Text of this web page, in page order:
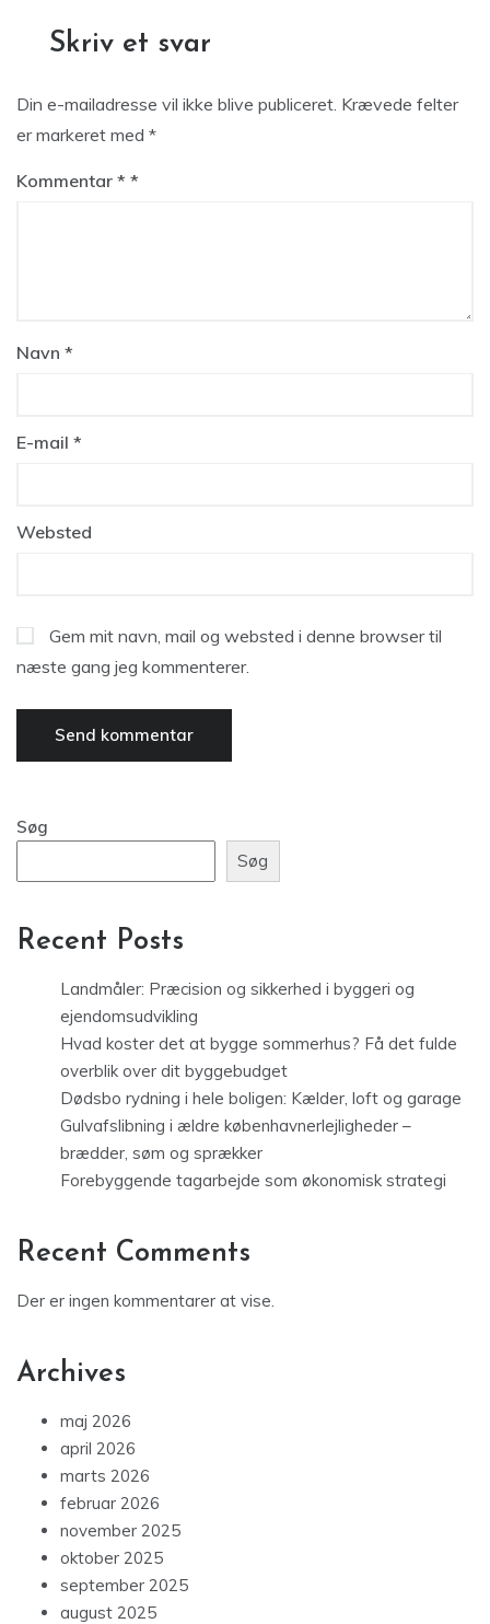
Skriv et svar
Din e-mailadresse vil ikke blive publiceret. Krævede felter
er markeret med *
Kommentar *
Navn *
E-mail *
Websted
Gem mit navn, mail og websted i denne browser til
næste gang jeg kommenterer.
Søg
Søg
Recent Posts
Landmåler: Præcision og sikkerhed i byggeri og
ejendomsudvikling
Hvad koster det at bygge sommerhus? Få det fulde
overblik over dit byggebudget
Dødsbo rydning i hele boligen: Kælder, loft og garage
Gulvafslibning i ældre københavnerlejligheder –
brædder, søm og sprækker
Forebyggende tagarbejde som økonomisk strategi
Recent Comments
Der er ingen kommentarer at vise.
Archives
maj 2026
april 2026
marts 2026
februar 2026
november 2025
oktober 2025
september 2025
august 2025